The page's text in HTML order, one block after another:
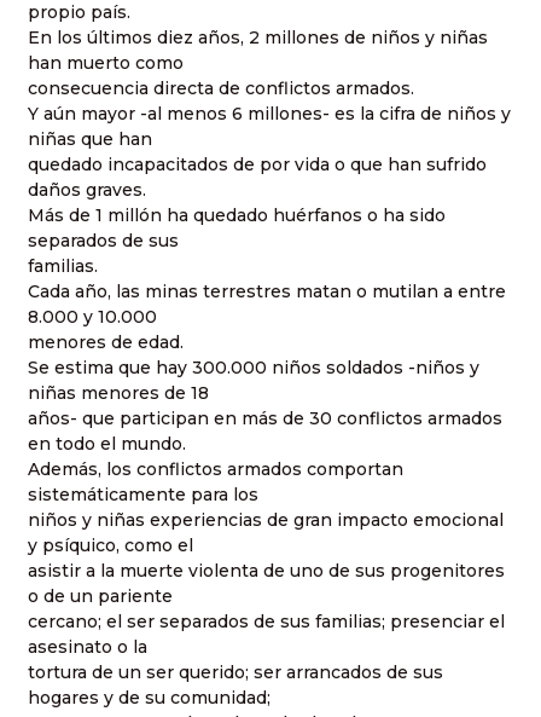
propio país.
En los últimos diez años, 2 millones de niños y niñas
han muerto como
consecuencia directa de conflictos armados.
Y aún mayor -al menos 6 millones- es la cifra de niños y
niñas que han
quedado incapacitados de por vida o que han sufrido
daños graves.
Más de 1 millón ha quedado huérfanos o ha sido
separados de sus
familias.
Cada año, las minas terrestres matan o mutilan a entre
8.000 y 10.000
menores de edad.
Se estima que hay 300.000 niños soldados -niños y
niñas menores de 18
años- que participan en más de 30 conflictos armados
en todo el mundo.
Además, los conflictos armados comportan
sistemáticamente para los
niños y niñas experiencias de gran impacto emocional
y psíquico, como el
asistir a la muerte violenta de uno de sus progenitores
o de un pariente
cercano; el ser separados de sus familias; presenciar el
asesinato o la
tortura de un ser querido; ser arrancados de sus
hogares y de su comunidad;